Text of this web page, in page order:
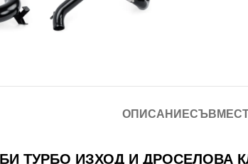
ОПИСАНИЕ
ТУРБО ИЗХОД И ДРОСЕЛОВА